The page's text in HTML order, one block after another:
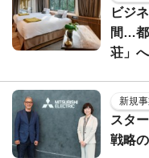
ビジ
間…都
荘」へ
新規
スタ
戦略